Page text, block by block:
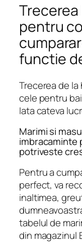
pentru
functie
Trecerea de
cele pentru
Iata cateva
Marimi si
imbracaminte
potriveste
Pentru a
perfect, va
inaltimea,
tabelul de
din magazinul